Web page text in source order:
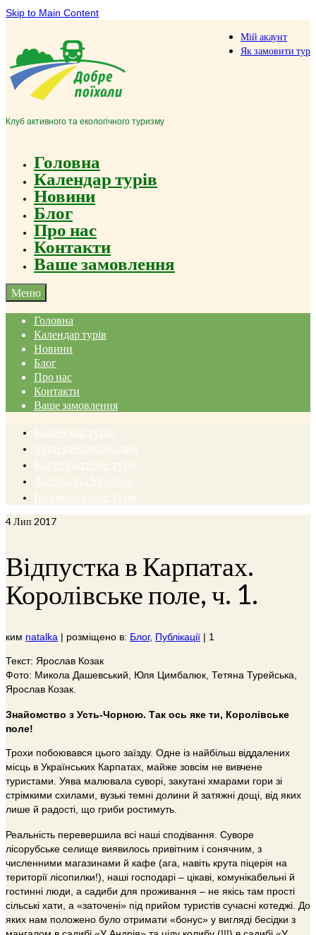
Skip to Main Content
Мій акаунт
Як замовити тур
Клуб активного та екологічного туризму
Головна
Календар турів
Новини
Блог
Про нас
Контакти
Ваше замовлення
Меню
Головна
Календар турів
Новини
Блог
Про нас
Контакти
Ваше замовлення
Календар турів
Тури вихідного дня
Корпоративні тури
Заповідна Україна
Індивідуальні тури
4Лип 2017
Відпустка в Карпатах.
Королівське поле, ч. 1.
ким natalka | розміщено в: Блог, Публікації | 1
Текст: Ярослав Козак
Фото: Микола Дашевський, Юля Цимбалюк, Тетяна Турейська,
Ярослав Козак.
Знайомство з Усть-Чорною. Так ось яке ти, Королівське
поле!
Трохи побоювався цього заїзду. Одне із найбільш віддалених
місць в Українських Карпатах, майже зовсім не вивчене
туристами. Уява малювала суворі, закутані хмарами гори зі
стрімкими схилами, вузькі темні долини й затяжні дощі, від яких
лише й радості, що гриби ростимуть.
Реальність перевершила всі наші сподівання. Суворе
лісорубське селище виявилось привітним і сонячним, з
численними магазинами й кафе (ага, навіть крута піцерія на
території лісопилки!), наші господарі – цікаві, комунікабельні й
гостинні люди, а садиби для проживання – не якісь там прості
сільські хати, а «заточені» під прийом туристів сучасні котеджі. До
яких нам положено було отримати «бонус» у вигляді бесідки з